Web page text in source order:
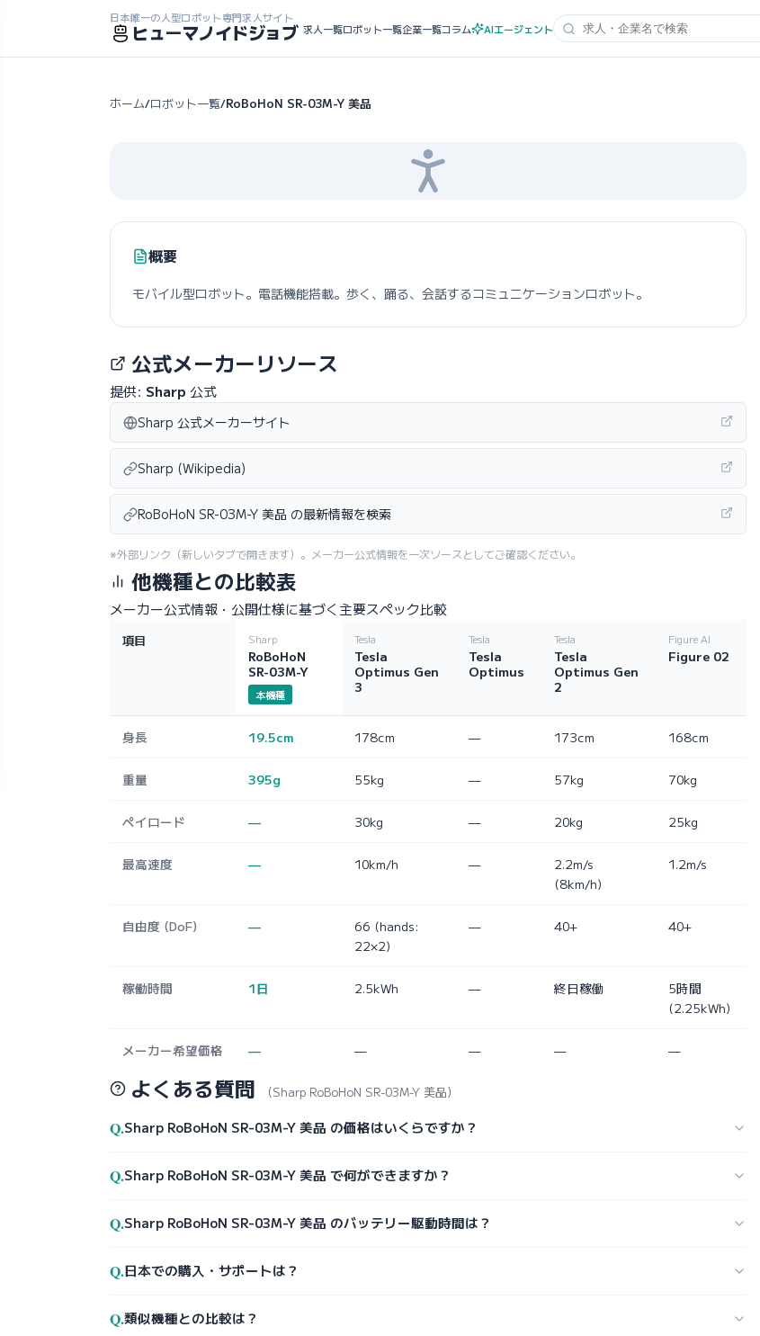
日本唯一の人型ロボット専門求人サイト
ヒューマノイドジョブ 求人一覧ロボット一覧企業一覧コラム AIエージェント
ホーム/ロボット一覧/RoBoHoN SR-03M-Y 美品
概要
モバイル型ロボット。電話機能搭載。歩く、踊る、会話するコミュニケーションロボット。
公式メーカーリソース
提供: Sharp 公式
Sharp 公式メーカーサイト
Sharp (Wikipedia)
RoBoHoN SR-03M-Y 美品 の最新情報を検索
※外部リンク（新しいタブで開きます）。メーカー公式情報を一次ソースとしてご確認ください。
他機種との比較表
メーカー公式情報・公開仕様に基づく主要スペック比較
項目 Sharp
RoBoHoN
SR-03M-Y
本機種
Tesla
Tesla
Optimus Gen
3
Tesla
Tesla
Optimus
Tesla
Tesla
Optimus Gen
2
Figure AI
Figure 02
身長 19.5cm 178cm — 173cm 168cm
重量 395g 55kg — 57kg 70kg
ペイロード — 30kg — 20kg 25kg
最高速度 — 10km/h —
2.2m/s
(8km/h)
1.2m/s
自由度 (DoF) —
66 (hands:
22×2)
— 40+ 40+
稼働時間 1日 2.5kWh — 終日稼働
5時間
(2.25kWh)
メーカー希望価格 — — — — —
よくある質問 （Sharp RoBoHoN SR-03M-Y 美品）
Q.Sharp RoBoHoN SR-03M-Y 美品 の価格はいくらですか？
Q.Sharp RoBoHoN SR-03M-Y 美品 で何ができますか？
Q.Sharp RoBoHoN SR-03M-Y 美品 のバッテリー駆動時間は？
Q.日本での購入・サポートは？
Q.類似機種との比較は？